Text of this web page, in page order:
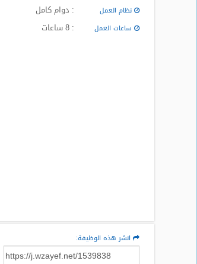
نظام العمل : دوام كامل
ساعات العمل : 8 ساعات
انشر هذه الوظيفة: